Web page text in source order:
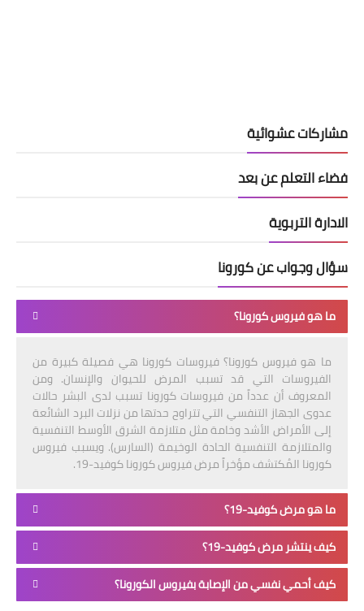
مشاركات عشوائية
فضاء التعلم عن بعد
الادارة التربوية
سؤال وجواب عن كورونا
ما هو فيروس كورونا؟
ما هو فيروس كورونا؟ فيروسات كورونا هي فصيلة كبيرة من
الفيروسات التي قد تسبب المرض للحيوان والإنسان. ومن
المعروف أن عدداً من فيروسات كورونا تسبب لدى البشر حالات
عدوى الجهاز التنفسي التي تتراوح حدتها من نزلات البرد الشائعة
إلى الأمراض الأشد وخامة مثل متلازمة الشرق الأوسط التنفسية
والمتلازمة التنفسية الحادة الوخيمة (السارس). ويسبب فيروس
كورونا المُكتشف مؤخراً مرض فيروس كورونا كوفيد-19.
ما هو مرض كوفيد-19؟
كيف ينتشر مرض كوفيد-19؟
كيف أحمي نفسي من الإصابة بفيروس الكورونا؟